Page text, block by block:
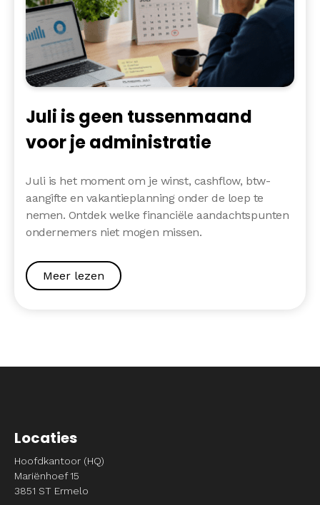
Juli is geen tussenmaand
voor je administratie
Juli is het moment om je winst, cashflow, btw-
aangifte en vakantieplanning onder de loep te
nemen. Ontdek welke financiële aandachtspunten
ondernemers niet mogen missen.
Meer lezen
Locaties
Hoofdkantoor (HQ)
Mariënhoef 15
3851 ST Ermelo